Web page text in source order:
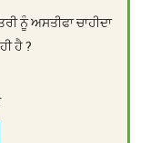
ਨੂੰ ਅਸਤੀਫਾ ਚਾਹੀਦਾ
ਹੈ ?